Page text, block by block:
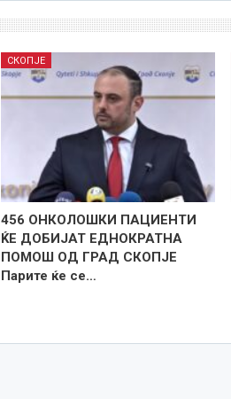
СКОПЈЕ
456 ОНКОЛОШКИ ПАЦИЕНТИ
ЌЕ ДОБИЈАТ ЕДНОКРАТНА
ПОМОШ ОД ГРАД СКОПЈЕ
Парите ќе се…